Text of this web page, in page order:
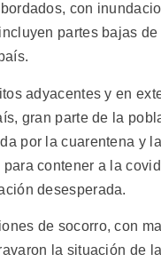
con
partes bajas de
adyacentes y en
gran parte de la
por la cuarentena y
contener a la
desesperada.
de socorro, con
la situación de